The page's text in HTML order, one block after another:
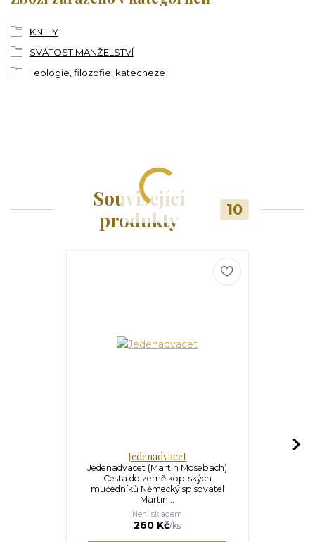
KNIHY
SVÁTOST MANŽELSTVÍ
Teologie, filozofie, katecheze
Související
produkty
10
Jedenadvacet
Jedenadvacet (Martin Mosebach)
Cesta do země koptských
mučedníků Německý spisovatel
Martin...
260 Kč/ks
Není skladem